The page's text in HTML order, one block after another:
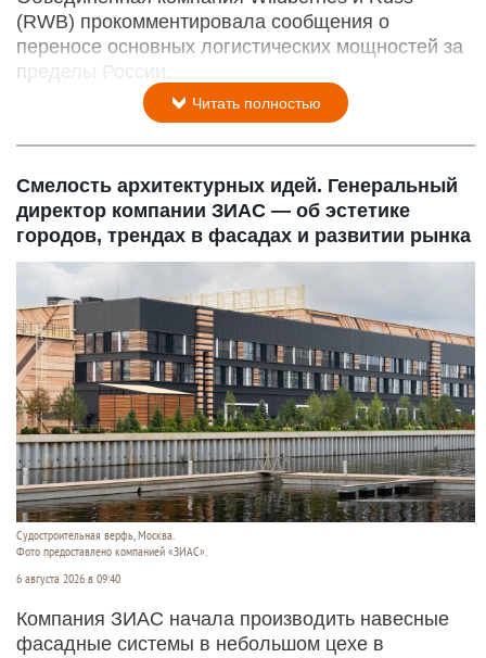
(RWB) прокомментировала сообщения о
переносе основных логистических мощностей за
пределы России.
Читать полностью
Смелость архитектурных идей. Генеральный
директор компании ЗИАС — об эстетике
городов, трендах в фасадах и развитии рынка
Судостроитель­ная верфь, Москва.
Фото предоставлено компанией «ЗИАС».
6 августа 2026 в 09:40
Компания ЗИАС начала производить навесные
фасадные системы в небольшом цехе в